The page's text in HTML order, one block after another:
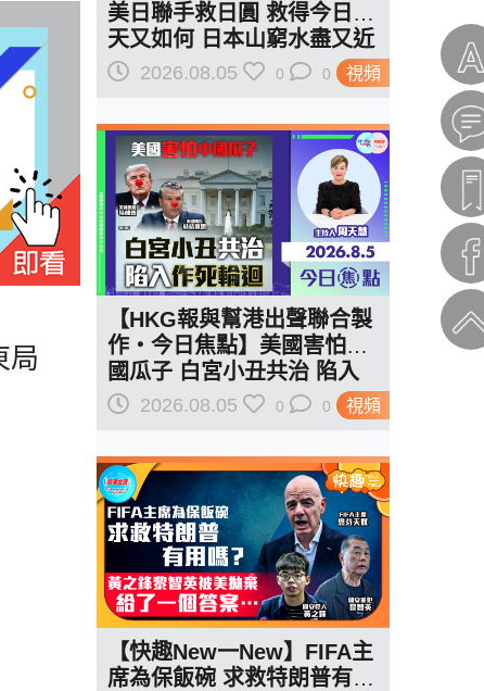
局
視頻
美日聯手救日圓 救得今日明
天又如何 日本山窮水盡又近
一步？2026.08.05 0 0
視頻
【HKG報與幫港出聲聯合製
作‧今日焦點】美國害怕中
國瓜子 白宮小丑共治 陷入
作死輪迴
2026.08.05 0 0
【快趣New一New】FIFA主
席為保飯碗 求救特朗普有用